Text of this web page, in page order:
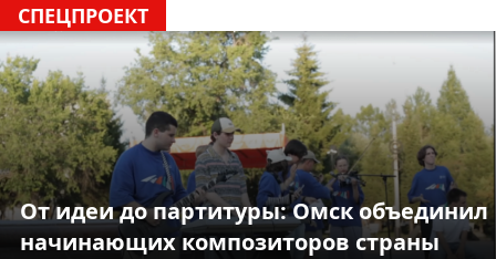
СПЕЦПРОЕКТ
От идеи до партитуры: Омск объединил
начинающих композиторов страны